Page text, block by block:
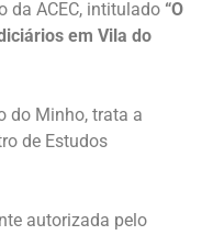
da ACEC, intitulado “O
em Vila do
do Minho, trata a
de Estudos
autorizada pelo